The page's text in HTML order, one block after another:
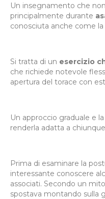
Un insegnamento che
principalmente durante
conosciuta anche come
Si tratta di un esercizio
che richiede notevole
apertura del torace con
Un approccio graduale e
renderla adatta a
Prima di esaminare la
interessante conoscere
associati. Secondo un
spostava montando sulla